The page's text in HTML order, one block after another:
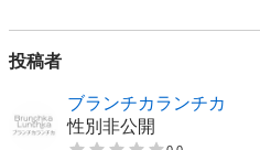
投稿者
ブランチカランチカ
性別非公開